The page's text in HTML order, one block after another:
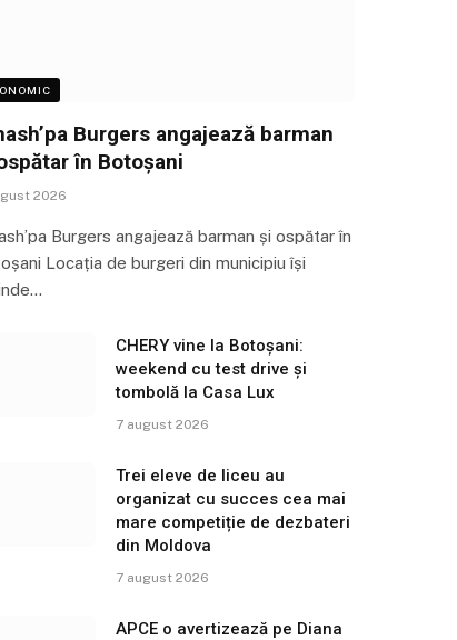
Burgers angajează barman
în Botoșani
2026
Burgers angajează barman și ospătar în
Locația de burgeri din municipiu își
CHERY vine la Botoșani:
weekend cu test drive și
tombolă la Casa Lux
7 august 2026
Trei eleve de liceu au
organizat cu succes cea mai
mare competiție de dezbateri
din Moldova
7 august 2026
APCE o avertizează pe Diana